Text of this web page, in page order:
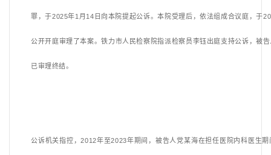
罪，于2025年1月14日向本院提起公诉。本院受理后，依法组成合议庭，于
公开开庭审理了本案。铁力市人民检察院指派检察员李钰出庭支持公诉，被
已审理终结。
公诉机关指控，2012年至2023年期间，被告人党某海在担任医院内科医生